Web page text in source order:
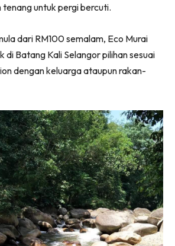
untuk pergi bercuti.
dari RM100 semalam, Eco Murai
di Batang Kali Selangor pilihan sesuai
dengan keluarga ataupun rakan-